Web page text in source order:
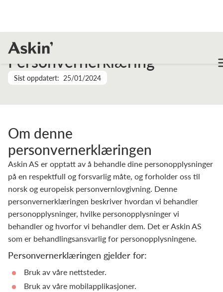
Personvernerklæring
Sist oppdatert: 25/01/2024
Om denne
personvernerklæringen
Askin AS er opptatt av å behandle dine personopplysninger
på en respektfull og forsvarlig måte, og forholder oss til
norsk og europeisk personvernlovgivning. Denne
personvernerklæringen beskriver hvordan vi behandler
personopplysninger, hvilke personopplysninger vi
behandler og hvorfor vi behandler dem. Det er Askin AS
som er behandlingsansvarlig for personopplysningene.
Personvernerklæringen gjelder for:
Bruk av våre nettsteder.
Bruk av våre mobilapplikasjoner.